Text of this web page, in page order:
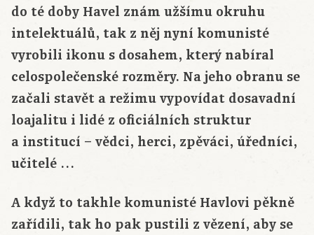
do té doby Havel znám užšímu okruhu
intelektuálů, tak z něj nyní komunisté
vyrobili ikonu s dosahem, který nabíral
celospolečenské rozměry. Na jeho obranu se
začali stavět a režimu vypovídat dosavadní
loajalitu i lidé z oficiálních struktur
a institucí – vědci, herci, zpěváci, úředníci,
učitelé …
A když to takhle komunisté Havlovi pěkně
zařídili, tak ho pak pustili z vězení, aby se